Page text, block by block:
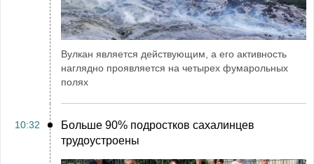
Вулкан является действующим, а его активность
наглядно проявляется на четырех фумарольных
полях
10:32
Больше 90% подростков сахалинцев
трудоустроены